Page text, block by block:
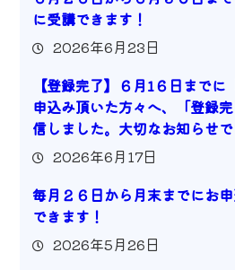
に受講できます！
2026年6月23日
【登録完了】６月1６日まで
申込み頂いた方々へ、「登録
信しました。大切なお知らせで
2026年6月17日
毎月２６日から月末までにお
できます！
2026年5月26日